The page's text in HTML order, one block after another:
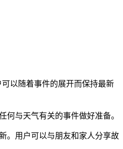
以随着事件的展开而保持最新
与天气有关的事件做好准备。
。用户可以与朋友和家人分享故